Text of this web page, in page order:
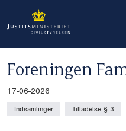
Foreningen
17-06-2026
Indsamlinger Tilladelse § 3